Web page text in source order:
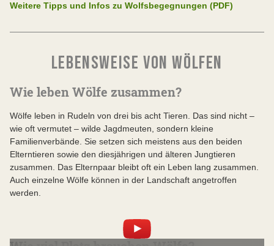
Weitere Tipps und Infos zu Wolfsbegegnungen (PDF)
LEBENSWEISE VON WÖLFEN
Wie leben Wölfe zusammen?
Wölfe leben in Rudeln von drei bis acht Tieren. Das sind nicht –
wie oft vermutet – wilde Jagdmeuten, sondern kleine
Familienverbände. Sie setzen sich meistens aus den beiden
Elterntieren sowie den diesjährigen und älteren Jungtieren
zusammen. Das Elternpaar bleibt oft ein Leben lang zusammen.
Auch einzelne Wölfe können in der Landschaft angetroffen
werden.